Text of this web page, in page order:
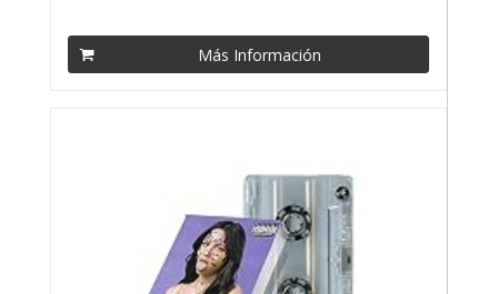
Más Información